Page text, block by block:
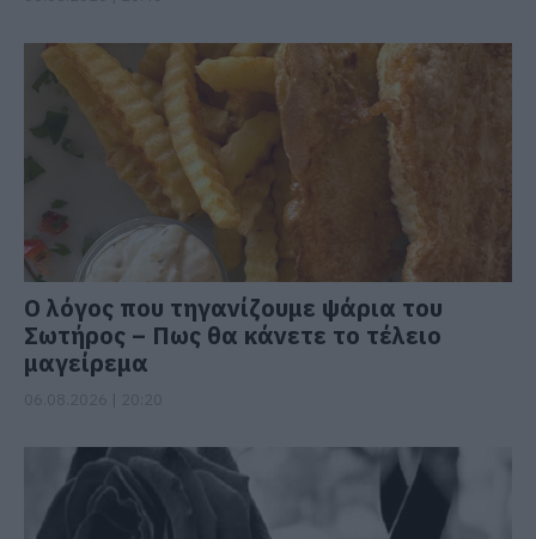
Ο λόγος που τηγανίζουμε ψάρια του
Σωτήρος – Πως θα κάνετε το τέλειο
μαγείρεμα